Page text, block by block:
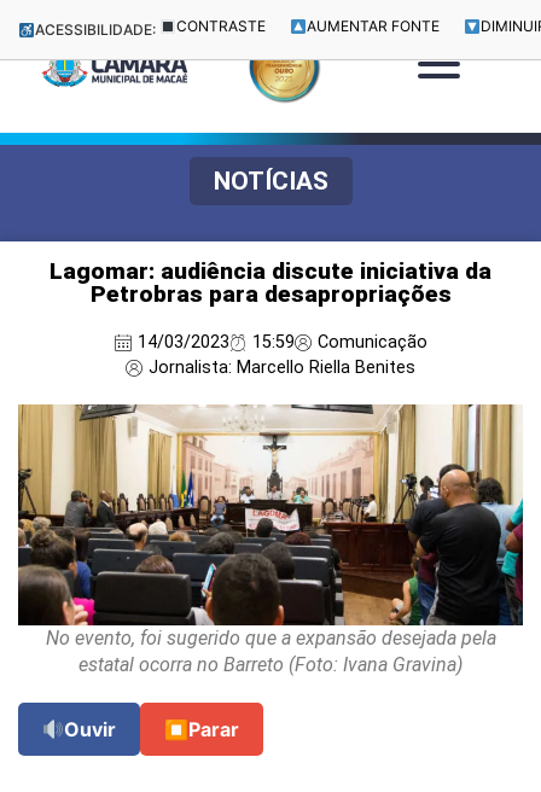
ACESSIBILIDADE: CONTRASTE AUMENTAR FONTE
NOTÍCIAS
Lagomar: audiência discute iniciativa da
Petrobras para desapropriações
14/03/2023 15:59
Comunicação
Jornalista: Marcello Riella Benites
No evento, foi sugerido que a expansão desejada pela
estatal ocorra no Barreto (Foto: Ivana Gravina)
Ouvir ⏹ Parar